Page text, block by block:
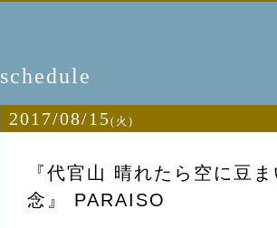
schedule
2017/08/15(火)
『代官山 晴れたら空に豆
念』 PARAISO